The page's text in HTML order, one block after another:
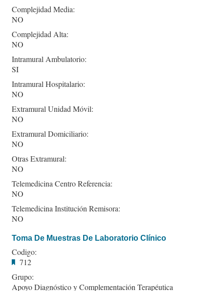
Complejidad Media:
NO
Complejidad Alta:
NO
Intramural Ambulatorio:
SI
Intramural Hospitalario:
NO
Extramural Unidad Móvil:
NO
Extramural Domiciliario:
NO
Otras Extramural:
NO
Telemedicina Centro Referencia:
NO
Telemedicina Institución Remisora:
NO
Toma De Muestras De Laboratorio Clínico
Codigo:
712
Grupo:
Apoyo Diagnóstico y Complementación Terapéutica